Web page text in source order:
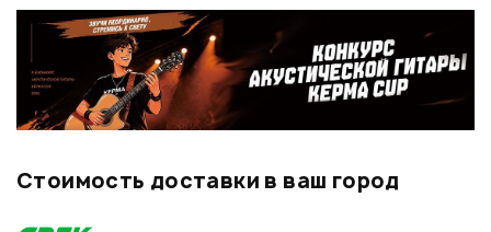
Стоимость доставки в ваш город